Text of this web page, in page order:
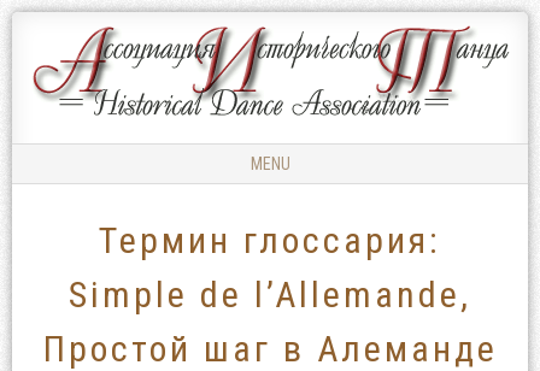
АССОЦИАЦИЯ
ИСТОРИЧЕСКОГО
Ассоциация
Исторического
Танца
MENU
Термин глоссария:
Simple de l’Allemande,
Простой шаг в Алеманде